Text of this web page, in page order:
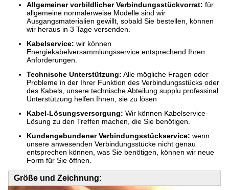
Allgemeiner vorbildlicher Verbindungsstückvorrat: für
allgemeine normalerweise Modelle sind wir
Ausgangsmaterialien gewillt, sobald Sie bestellen, können
wir heraus in 3 Tage versenden.
Kabelservice: wir können
Energiekabelversammlungsservice entsprechend Ihren
Anforderungen.
Technische Unterstützung: Alle mögliche Fragen oder
Probleme in der Ihrer Funktion des Verbindungsstücks oder
des Kabels, unsere technische Abteilung supplu professinal
Unterstützung helfen Ihnen, sie zu lösen
Kabel-Lösungsversorgung: Wir können Kabelservice-
Lösung zu den Treffen machen, die Sie benötigen.
Kundengebundener Verbindungsstückservice: wenn
unsere anwesenden Verbindungsstücke nicht genau
entsprechen können, was Sie benötigen, können wir neue
Form für Sie öffnen.
Größe und Zeichnung: